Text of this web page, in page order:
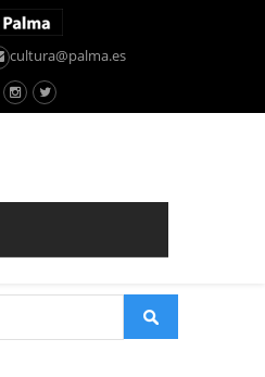
cultura@palma.es